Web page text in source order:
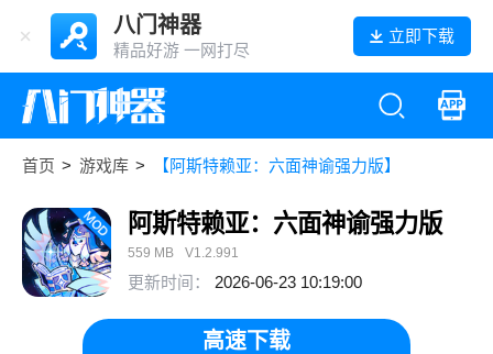
八门神器
精品好游 一网打尽
立即下载
首页 > 游戏库 > 【阿斯特赖亚：六面神谕强力版】
阿斯特赖亚：六面神谕强力版
559 MB V1.2.991
更新时间： 2026-06-23 10:19:00
高速下载